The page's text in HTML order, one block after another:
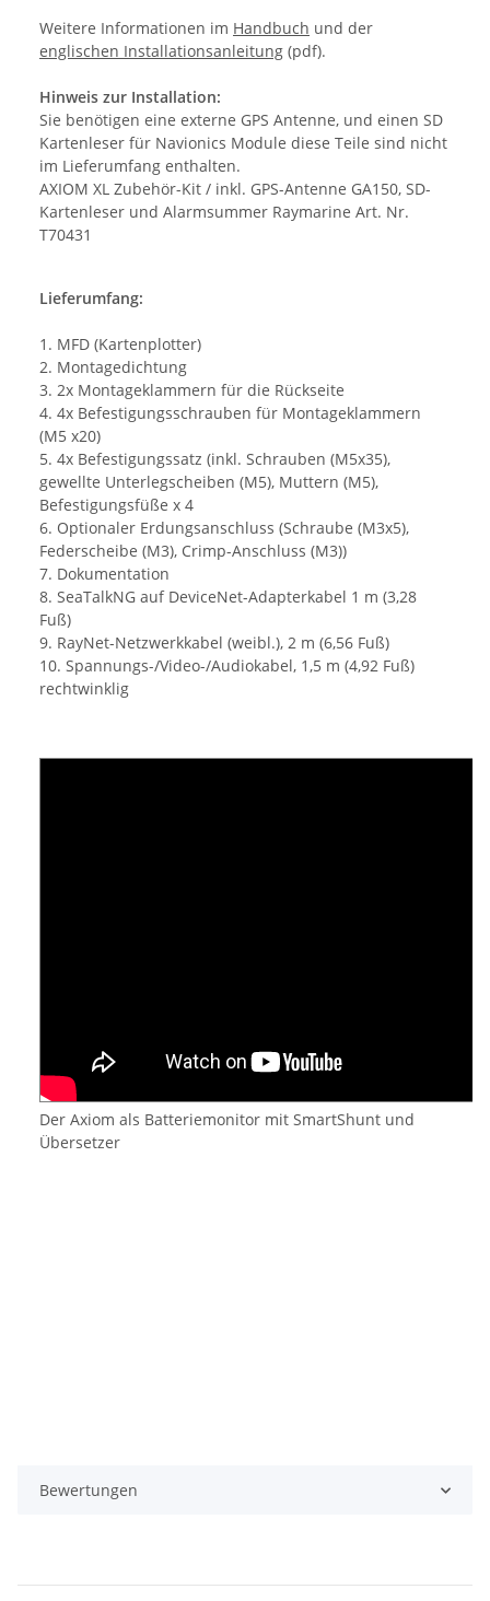
Weitere Informationen im Handbuch und der
englischen Installationsanleitung (pdf).
Hinweis zur Installation:
Sie benötigen eine externe GPS Antenne, und einen SD
Kartenleser für Navionics Module diese Teile sind nicht
im Lieferumfang enthalten.
AXIOM XL Zubehör-Kit / inkl. GPS-Antenne GA150, SD-
Kartenleser und Alarmsummer Raymarine Art. Nr.
T70431
Lieferumfang:
1. MFD (Kartenplotter)
2. Montagedichtung
3. 2x Montageklammern für die Rückseite
4. 4x Befestigungsschrauben für Montageklammern
(M5 x20)
5. 4x Befestigungssatz (inkl. Schrauben (M5x35),
gewellte Unterlegscheiben (M5), Muttern (M5),
Befestigungsfüße x 4
6. Optionaler Erdungsanschluss (Schraube (M3x5),
Federscheibe (M3), Crimp-Anschluss (M3))
7. Dokumentation
8. SeaTalkNG auf DeviceNet-Adapterkabel 1 m (3,28
Fuß)
9. RayNet-Netzwerkkabel (weibl.), 2 m (6,56 Fuß)
10. Spannungs-/Video-/Audiokabel, 1,5 m (4,92 Fuß)
rechtwinklig
Der Axiom als Batteriemonitor mit SmartShunt und
Übersetzer
Bewertungen